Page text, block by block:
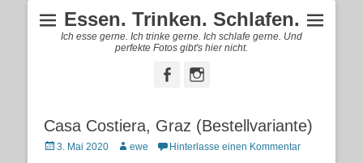
Essen. Trinken. Schlafen.
Ich esse gerne. Ich trinke gerne. Ich schlafe gerne. Und
perfekte Fotos gibt's hier nicht.
FacebookInstagram
Casa Costiera, Graz (Bestellvariante)
Posted
3. Mai 2020 Autorewe Hinterlasse einen Kommentar